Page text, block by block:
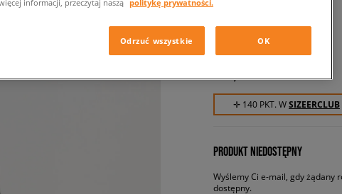
damskie, sukienki i spódnice
✛ 140 PKT. WSIZEERCLUB
PRODUKT NIEDOSTĘPNY
Wyślemy Ci e-mail, gdy żądany
dostępny.
informacji, przeczytaj naszą politykę prywatności.
Odrzuć wszystkie OK